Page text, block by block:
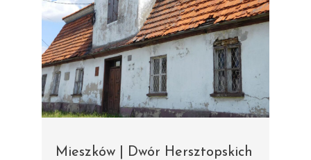
Mieszków | Dwór Hersztopskich